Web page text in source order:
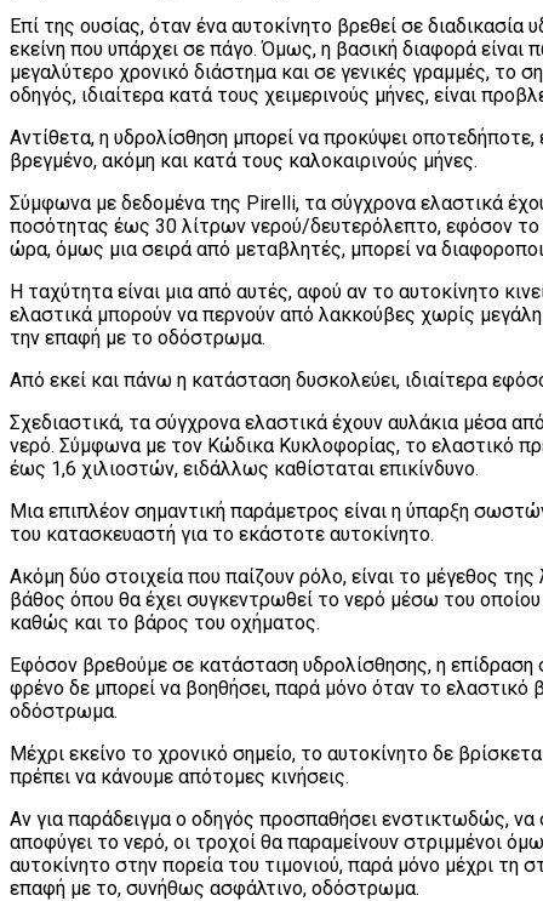
Επί της ουσίας, όταν ένα αυτοκίνητο βρεθεί σε διαδικασία
εκείνη που υπάρχει σε πάγο. Όμως, η βασική διαφορά είναι
μεγαλύτερο χρονικό διάστημα και σε γενικές γραμμές, το
οδηγός, ιδιαίτερα κατά τους χειμερινούς μήνες, είναι
Αντίθετα, η υδρολίσθηση μπορεί να προκύψει
βρεγμένο, ακόμη και κατά τους καλοκαιρινούς μήνες.
Σύμφωνα με δεδομένα της Pirelli, τα σύγχρονα ελαστικά
ποσότητας έως 30 λίτρων νερού/δευτερόλεπτο, εφόσον το
ώρα, όμως μια σειρά από μεταβλητές, μπορεί να
Η ταχύτητα είναι μια από αυτές, αφού αν το αυτοκίνητο
ελαστικά μπορούν να περνούν από λακκούβες χωρίς
την επαφή με το οδόστρωμα.
Από εκεί και πάνω η κατάσταση δυσκολεύει, ιδιαίτερα
Σχεδιαστικά, τα σύγχρονα ελαστικά έχουν αυλάκια μέσα
νερό. Σύμφωνα με τον Κώδικα Κυκλοφορίας, το ελαστικό
έως 1,6 χιλιοστών, ειδάλλως καθίσταται επικίνδυνο.
Μια επιπλέον σημαντική παράμετρος είναι η ύπαρξη
του κατασκευαστή για το εκάστοτε αυτοκίνητο.
Ακόμη δύο στοιχεία που παίζουν ρόλο, είναι το μέγεθος
βάθος όπου θα έχει συγκεντρωθεί το νερό μέσω του
καθώς και το βάρος του οχήματος.
Εφόσον βρεθούμε σε κατάσταση υδρολίσθησης, η επίδραση
φρένο δε μπορεί να βοηθήσει, παρά μόνο όταν το ελαστικό
οδόστρωμα.
Μέχρι εκείνο το χρονικό σημείο, το αυτοκίνητο δε
πρέπει να κάνουμε απότομες κινήσεις.
Αν για παράδειγμα ο οδηγός προσπαθήσει ενστικτωδώς, να
αποφύγει το νερό, οι τροχοί θα παραμείνουν στριμμένοι
αυτοκίνητο στην πορεία του τιμονιού, παρά μόνο μέχρι τη
επαφή με το, συνήθως ασφάλτινο, οδόστρωμα.